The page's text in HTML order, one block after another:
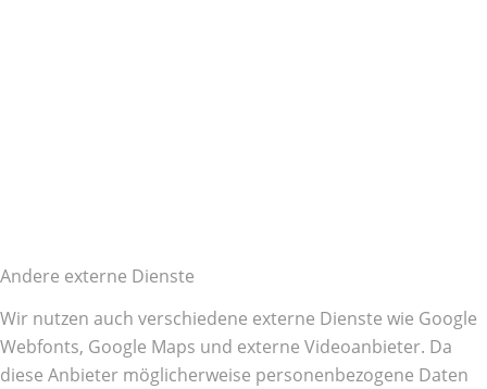
Andere externe Dienste
Wir nutzen auch verschiedene externe Dienste wie Google
Webfonts, Google Maps und externe Videoanbieter. Da
diese Anbieter möglicherweise personenbezogene Daten